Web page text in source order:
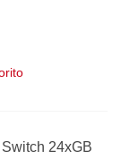
24xGB